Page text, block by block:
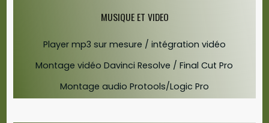
MUSIQUE ET VIDEO
Player mp3 sur mesure / intégration vidéo
Montage vidéo Davinci Resolve / Final Cut Pro
Montage audio Protools/Logic Pro